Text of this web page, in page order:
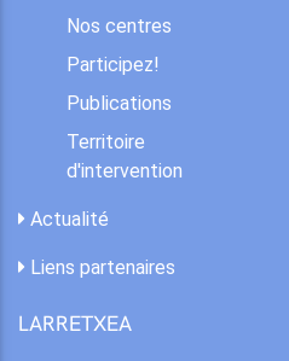
Nos centres
Participez!
Publications
Territoire
d'intervention
Actualité
Liens partenaires
LARRETXEA